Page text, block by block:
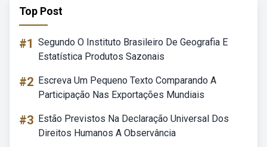
Top Post
#1 Segundo O Instituto Brasileiro De Geografia E
Estatística Produtos Sazonais
#2 Escreva Um Pequeno Texto Comparando A
Participação Nas Exportações Mundiais
#3 Estão Previstos Na Declaração Universal Dos
Direitos Humanos A Observância